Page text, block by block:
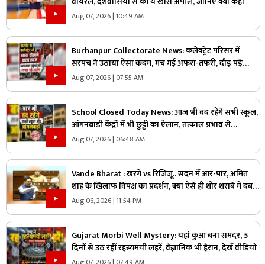
Aug 07, 2026 | 10:49 AM
Burhanpur Collectorate News: कलेक्ट्रेट परिसर में
सरपंच ने उठाया ऐसा कदम, मच गई अफरा-तफरी, दौड़ पड़े
अधिकारी और नेता, जानें क्या है पूरा मामला
Aug 07, 2026 | 07:55 AM
School Closed Today News: आज भी बंद रहेंगे सभी स्कूल,
आंगनबाड़ी केंद्रों में भी छुट्टी का ऐलान, तत्काल प्रभाव से
जिलाधिकारी ने जारी किया आदेश
Aug 07, 2026 | 06:48 AM
Vande Bharat : खरगे vs रिजिजू.. सदन में आर-पार, अमित
शाह के खिलाफ विपक्ष का प्रदर्शन, क्या ऐसे ही शोर शराबे में दब
जाएंगे असली मुद्दे?
Aug 06, 2026 | 11:54 PM
Gujarat Morbi Well Mystery: यहां कुआं बना समंदर, 5
दिनों से उठ रहीं रहस्यमयी लहरें, वैज्ञानिक भी हैरान, देखें वीडियो